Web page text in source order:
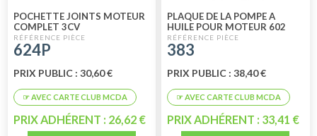
POCHETTE JOINTS MOTEUR
COMPLET 3CV
624P
PRIX PUBLIC : 30,60 €
PRIX ADHÉRENT : 26,62 €
PLAQUE DE LA POMPE A
HUILE POUR MOTEUR 602
CM3
383
PRIX PUBLIC : 38,40 €
PRIX ADHÉRENT : 33,41 €